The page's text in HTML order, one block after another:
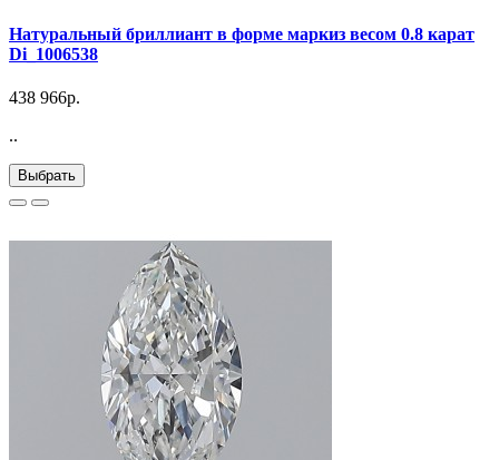
Натуральный бриллиант в форме маркиз весом 0.8 карат
Di_1006538
438 966р.
..
Выбрать